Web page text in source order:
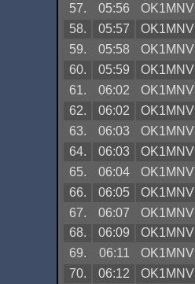
57.
05:56 OK1MNV
58.
05:57 OK1MNV
59.
05:58 OK1MNV
60.
05:59 OK1MNV
61.
06:02 OK1MNV
62.
06:02 OK1MNV
63.
06:03 OK1MNV
64.
06:03 OK1MNV
65.
06:04 OK1MNV
66.
06:05 OK1MNV
67.
06:07 OK1MNV
68.
06:09 OK1MNV
69.
06:11 OK1MNV
70.
06:12 OK1MNV